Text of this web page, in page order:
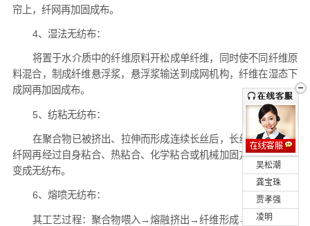
吴松潮
龚宝珠
贾孝强
凌明
帘上，纤网再加固成布。
4、湿法无纺布：
将置于水介质中的纤维原料开松成单纤维，同时使不同纤维原
料混合，制成纤维悬浮浆，悬浮浆输送到成网机构，纤维在湿态下
成网再加固成布。
5、纺粘无纺布：
在聚合物已被挤出、拉伸而形成连续长丝后，长丝铺设成网，
纤网再经过自身粘合、热粘合、化学粘合或机械加固方法，使纤网
变成无纺布。
6、熔喷无纺布：
其工艺过程：聚合物喂入→熔融挤出→纤维形成→纤维冷却→